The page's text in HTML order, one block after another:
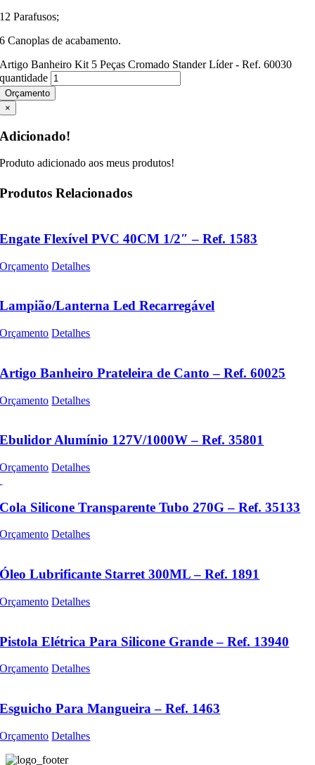
12 Parafusos;
6 Canoplas de acabamento.
Artigo Banheiro Kit 5 Peças Cromado Stander Líder - Ref. 60030
quantidade
Orçamento
×
Adicionado!
Produto adicionado aos meus produtos!
Produtos Relacionados
Engate Flexível PVC 40CM 1/2″ – Ref. 1583
Orçamento Detalhes
Lampião/Lanterna Led Recarregável
Orçamento Detalhes
Artigo Banheiro Prateleira de Canto – Ref. 60025
Orçamento Detalhes
Ebulidor Alumínio 127V/1000W – Ref. 35801
Orçamento Detalhes
Cola Silicone Transparente Tubo 270G – Ref. 35133
Orçamento Detalhes
Óleo Lubrificante Starret 300ML – Ref. 1891
Orçamento Detalhes
Pistola Elétrica Para Silicone Grande – Ref. 13940
Orçamento Detalhes
Esguicho Para Mangueira – Ref. 1463
Orçamento Detalhes